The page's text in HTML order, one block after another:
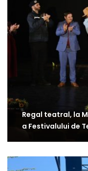
Regal teatral, la
a Festivalului de